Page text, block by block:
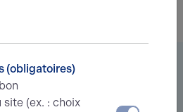
d’un bien
?
(obligatoires)
(ex. : choix